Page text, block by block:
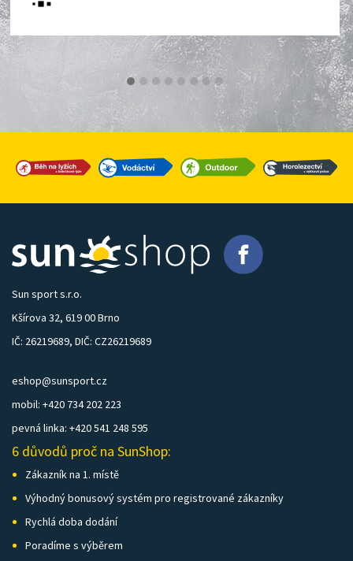
Sun sport s.r.o.
Kšírova 32, 619 00 Brno
IČ: 26219689, DIČ: CZ26219689
eshop@sunsport.cz
mobil: +420 734 202 223
pevná linka: +420 541 248 595
6 důvodů proč na SunShop:
Zákazník na 1. místě
Výhodný bonusový systém pro registrované zákazníky
Rychlá doba dodání
Poradíme s výběrem